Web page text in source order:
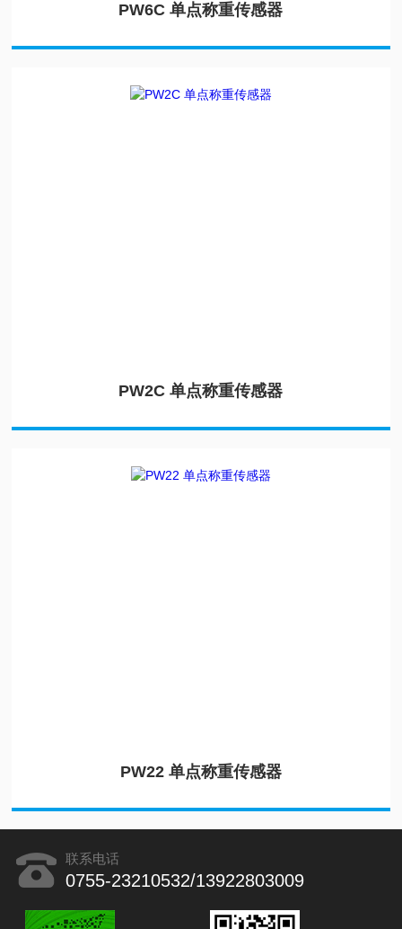
PW6C 单点称重传感器
PW2C 单点称重传感器
PW22 单点称重传感器
联系电话
0755-23210532/13922803009